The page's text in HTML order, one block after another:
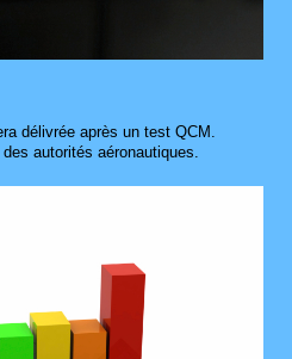
délivrée après un test QCM.
autorités aéronautiques.